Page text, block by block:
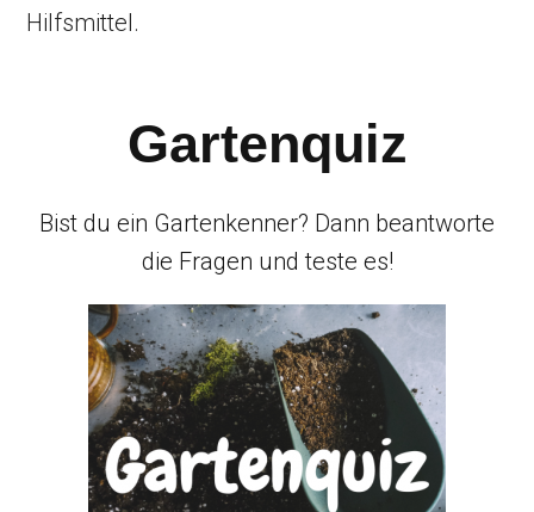
Hilfsmittel.
Gartenquiz
Bist du ein Gartenkenner? Dann beantworte
die Fragen und teste es!